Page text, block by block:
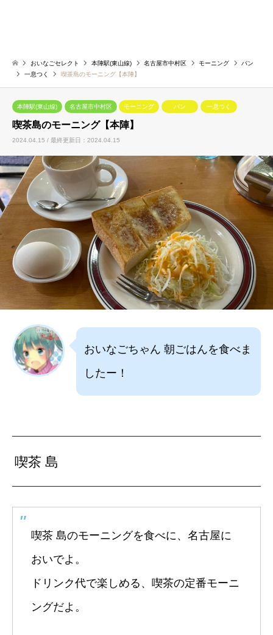
おいなごセレクト 本陣駅(東山線) 名古屋市中村区 モーニング
パン
一息つく
喫茶島のモーニング【本陣】
本陣駅(東山線) 名古屋市中村区 モーニング パン 一息つく
喫茶島のモーニング【本陣】
2024.04.15 / 最終更新日：2024.04.15
おいなごちゃん 朝ごはんを食べま
したー！
喫茶 島
喫茶 島のモーニングを食べに、名古屋に
おいでよ。
ドリンク代で楽しめる、喫茶の定番モーニ
ングだよ。